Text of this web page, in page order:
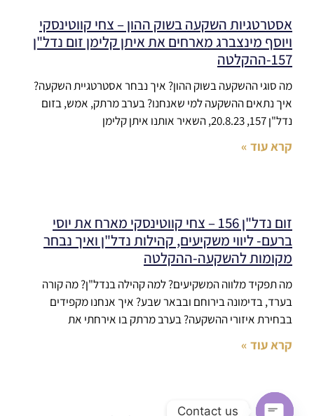
אסטרטגיות השקעה בשוק ההון – צחי קווטינסקי
ויוסף מינצברג מארחים את איתן קלימן זום נדל"ן
157-ההקלטה
מה סוגי ההשקעה בשוק ההון? איך נבחר אסטרטגיית השקעה?
איך נתאים ההשקעה למי שאנחנו? בערב מרתק, אמש, בזום
נדל"ן 157, 20.8.23, השאיר אותנו איתן קלימן
קרא עוד »
זום נדל"ן 156 – צחי קווטינסקי מארח את יוסי
ברעם- ליווי משקיעים, קהילות נדל"ן ואיך נבחר
מקומות להשקעה-ההקלטה
מה תפקיד מלווה המשקיעים? למה קהילה בנדל"ן? מה קורה
בערד, בדימונה בירוחם ובבאר שבע? איך אנחנו מקפידים
בבחירת איזורי ההשקעה? בערב מרתק בו אירחתי את
קרא עוד »
Contact us